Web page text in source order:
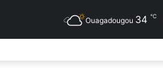
Ouagadougou 34 ℃
plus sain, transparent et équitable